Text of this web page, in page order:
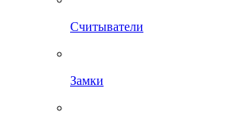
Считыватели
Замки